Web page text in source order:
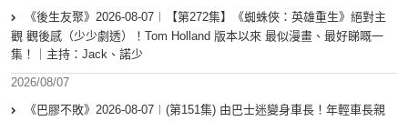
《後生友聚》2026-08-07︱【第272集】《蜘蛛俠：英雄重生》絕對主
觀 觀後感（少少劇透）！Tom Holland 版本以來 最似漫畫、最好睇嘅一
集！｜主持：Jack、諾少
2026/08/07
《巴膠不敗》2026-08-07︱(第151集) 由巴士迷變身車長！年輕車長親